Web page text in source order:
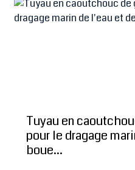
Tuyau en
pour le dragage
boue...